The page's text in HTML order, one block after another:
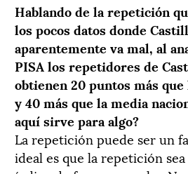
Hablando de la repetición
los pocos datos donde
aparentemente va mal, al
PISA los repetidores de
obtienen 20 puntos más que
y 40 más que la media
aquí sirve para algo?
La repetición puede ser un
ideal es que la repetición